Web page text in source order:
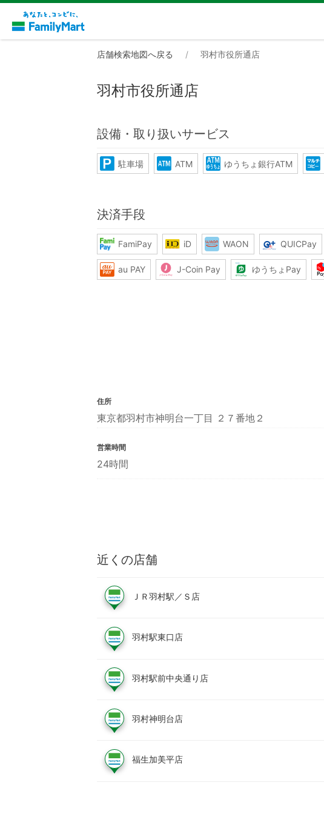
店舗検索地図へ戻る 羽村市役所通店
羽村市役所通店
設備・取り扱いサービス
駐車場 ATM ゆうちょ銀行ATM
決済手段
FamiPay iD WAON QUICPay
au PAY J-Coin Pay ゆうちょPay
住所
東京都羽村市神明台一丁目 ２７番地２
営業時間
24時間
近くの店舗
ＪＲ羽村駅／Ｓ店
羽村駅東口店
羽村駅前中央通り店
羽村神明台店
福生加美平店